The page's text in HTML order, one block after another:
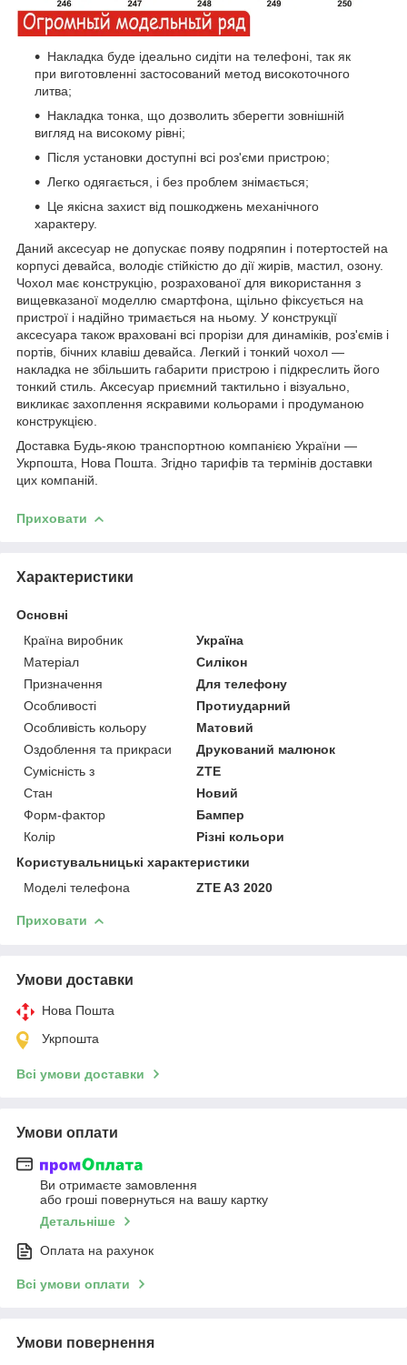
Накладка буде ідеально сидіти на телефоні, так як
при виготовленні застосований метод високоточного
литва;
Накладка тонка, що дозволить зберегти зовнішній
вигляд на високому рівні;
Після установки доступні всі роз'єми пристрою;
Легко одягається, і без проблем знімається;
Це якісна захист від пошкоджень механічного
характеру.
Даний аксесуар не допускає появу подряпин і потертостей на
корпусі девайса, володіє стійкістю до дії жирів, мастил, озону.
Чохол має конструкцію, розрахованої для використання з
вищевказаної моделлю смартфона, щільно фіксується на
пристрої і надійно тримається на ньому. У конструкції
аксесуара також враховані всі прорізи для динаміків, роз'ємів і
портів, бічних клавіш девайса. Легкий і тонкий чохол ―
накладка не збільшить габарити пристрою і підкреслить його
тонкий стиль. Аксесуар приємний тактильно і візуально,
викликає захоплення яскравими кольорами і продуманою
конструкцією.
Доставка Будь-якою транспортною компанією України ―
Укрпошта, Нова Пошта. Згідно тарифів та термінів доставки
цих компаній.
Приховати
Характеристики
Основні
Країна виробник
Україна
Матеріал
Силікон
Призначення
Для телефону
Особливості
Протиударний
Особливість кольору
Матовий
Оздоблення та прикраси
Друкований малюнок
Сумісність з
ZTE
Стан
Новий
Форм-фактор
Бампер
Колір
Різні кольори
Користувальницькі характеристики
Моделі телефона
ZTE A3 2020
Приховати
Умови доставки
Нова Пошта
Укрпошта
Всі умови доставки
Умови оплати
Ви отримаєте замовлення
або гроші повернуться на вашу картку
Детальніше
Оплата на рахунок
Всі умови оплати
Умови повернення